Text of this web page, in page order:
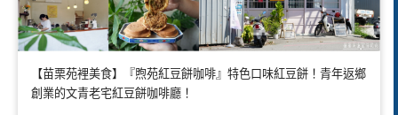
【苗栗苑裡美食】『煦苑紅豆餅咖啡』特色口味紅豆餅！青年返鄉
創業的文青老宅紅豆餅咖啡廳！